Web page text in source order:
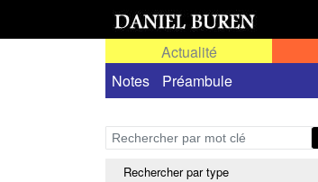
Actualité
Notes
Préambule
Rechercher par type